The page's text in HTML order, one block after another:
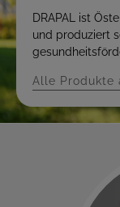
DRAPAL ist
und produziert
Alle Produkte